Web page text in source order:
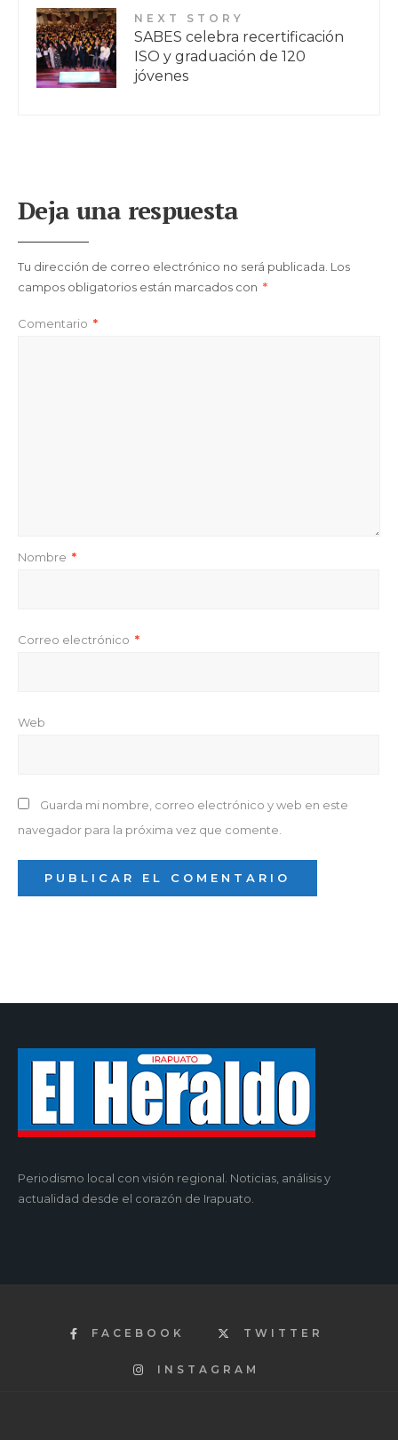
NEXT STORY
SABES celebra recertificación
ISO y graduación de 120
jóvenes
Deja una respuesta
Tu dirección de correo electrónico no será publicada. Los
campos obligatorios están marcados con *
Comentario *
Nombre *
Correo electrónico *
Web
Guarda mi nombre, correo electrónico y web en este
navegador para la próxima vez que comente.
Periodismo local con visión regional. Noticias, análisis y
actualidad desde el corazón de Irapuato.
FACEBOOK TWITTER
INSTAGRAM